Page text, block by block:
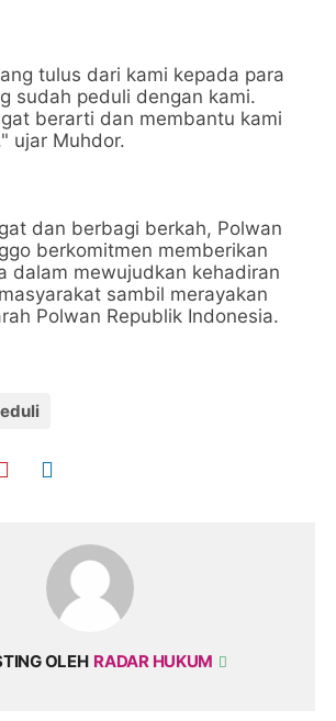
tulus dari kami kepada para
sudah peduli dengan kami.
berarti dan membantu kami
ujar Muhdor.
dan berbagi berkah, Polwan
berkomitmen memberikan
dalam mewujudkan kehadiran
sambil merayakan
Polwan Republik Indonesia.
OLEH RADAR HUKUM